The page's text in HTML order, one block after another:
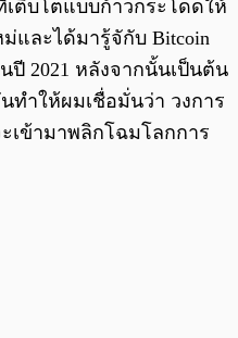
ติบโตแบบก้าวกระโดดให้
และได้มารู้จักับ Bitcoin
ปี 2021 หลังจากนั้นเป็นต้น
ทำให้ผมเชื่อมั่นว่า วงการ
เข้ามาพลิกโฉมโลกการ